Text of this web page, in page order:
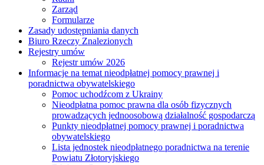
Zarząd
Formularze
Zasady udostępniania danych
Biuro Rzeczy Znalezionych
Rejestry umów
Rejestr umów 2026
Informacje na temat nieodpłatnej pomocy prawnej i
poradnictwa obywatelskiego
Pomoc uchodźcom z Ukrainy
Nieodpłatna pomoc prawna dla osób fizycznych
prowadzących jednoosobową działalność gospodarczą
Punkty nieodpłatnej pomocy prawnej i poradnictwa
obywatelskiego
Lista jednostek nieodpłatnego poradnictwa na terenie
Powiatu Złotoryjskiego